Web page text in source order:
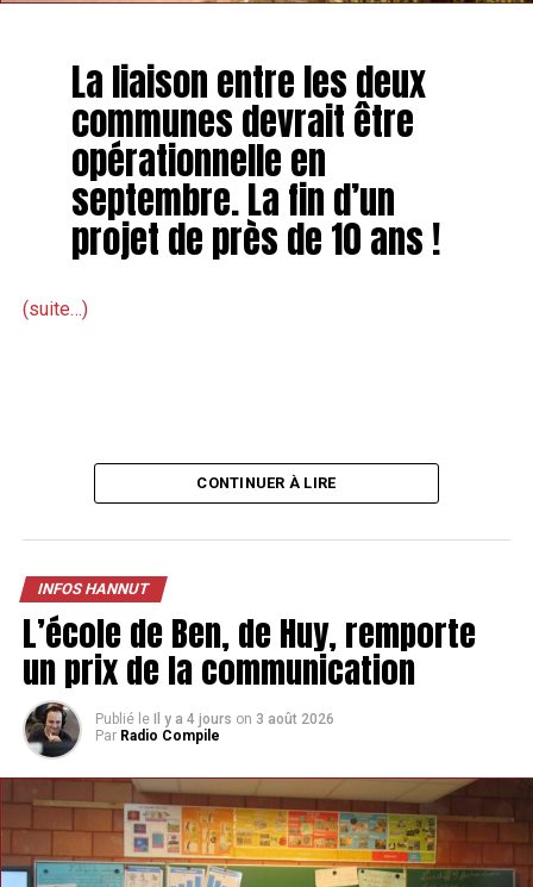
accès à la musique, maintenir la gratuité du festival est
indispensable pour nous ».
Trois jours de festival
La liaison entre les deux
communes devrait être
opérationnelle en
septembre. La fin d’un
projet de près de 10 ans !
(suite…)
CONTINUER À LIRE
INFOS HANNUT
L’école de Ben, de Huy, remporte
un prix de la communication
Publié le Il y a 4 jours on 3 août 2026
Par Radio Compile